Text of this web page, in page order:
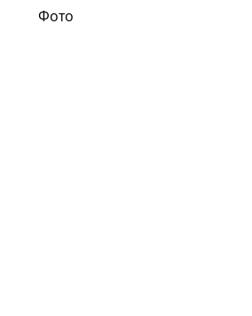
Фото